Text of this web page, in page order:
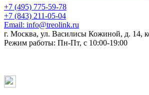
+7 (495) 775-59-78
+7 (843) 211-05-04
Email: info@treolink.ru
г. Москва, ул. Василисы Кожиной, д. 14,
Режим работы: Пн-Пт, с 10:00-19:00